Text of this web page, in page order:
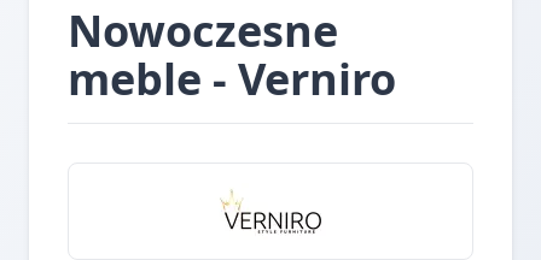
Nowoczesne
meble - Verniro